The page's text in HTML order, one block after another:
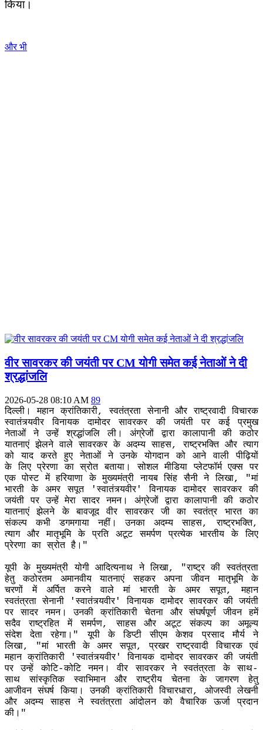
किया।
और भी
वीर सावरकर की जयंती पर CM योगी समेत कई नेताओं ने दी
श्रद्धांजलि
2026-05-28 08:10 AM 89
दिल्ली। महान क्रांतिकारी, स्वतंत्रता सेनानी और राष्ट्रवादी विचारक
स्वातंत्र्यवीर विनायक दामोदर सावरकर की जयंती पर कई प्रमुख
नेताओं ने उन्हें श्रद्धांजलि ली। अंग्रेजों द्वारा कालापानी की कठोर
यातनाएं झेलने वाले सावरकर के अदम्य साहस, राष्ट्रभक्ति और त्याग
को याद करते हुए नेताओं ने उनके योगदान को आने वाली पीढ़ियों
के लिए प्रेरणा का स्रोत बताया। सोशल मीडिया प्लेटफॉर्म एक्स पर
एक पोस्ट में हरियाणा के मुख्यमंत्री नायब सिंह सैनी ने लिखा, "मां
भारती के अमर सपूत 'स्वातंत्र्यवीर' विनायक दामोदर सावरकर की
जयंती पर उन्हें मेरा सादर नमन। अंग्रेजों द्वारा कालापानी की कठोर
यातनाएं झेलने के बावजूद वीर सावरकर जी का स्वतंत्र भारत का
संकल्प कभी डगमगाया नहीं। उनका अदम्य साहस, राष्ट्रभक्ति,
त्याग और मातृभूमि के प्रति अटूट समर्पण प्रत्येक भारतीय के लिए
प्रेरणा का स्रोत है।"
यूपी के मुख्यमंत्री योगी आदित्यनाथ ने लिखा, "राष्ट्र की स्वतंत्रता
हेतु कठोरतम अमानवीय यातनाएं सहकर अपना जीवन मातृभूमि के
चरणों में अर्पित करने वाले मां भारती के अमर सपूत, महान
स्वतंत्रता सेनानी 'स्वातंत्र्यवीर' विनायक दामोदर सावरकर की जयंती
पर सादर नमन। उनकी क्रांतिकारी चेतना और संघर्षपूर्ण जीवन हमें
सदैव राष्ट्रहित में समर्पण, साहस और अटूट संकल्प का अमूल्य
संदेश देता रहेगा।" यूपी के डिप्टी सीएम केशव प्रसाद मौर्य ने
लिखा, "मां भारती के अमर सपूत, प्रखर राष्ट्रवादी विचारक एवं
महान क्रांतिकारी 'स्वातंत्र्यवीर' विनायक दामोदर सावरकर की जयंती
पर उन्हें कोटि-कोटि नमन। वीर सावरकर ने स्वतंत्रता के साथ-
साथ सांस्कृतिक स्वाभिमान और राष्ट्रीय चेतना के जागरण हेतु
आजीवन संघर्ष किया। उनकी क्रांतिकारी विचारधारा, ओजस्वी लेखनी
और अदम्य साहस ने स्वतंत्रता आंदोलन को वैचारिक ऊर्जा प्रदान
की।"